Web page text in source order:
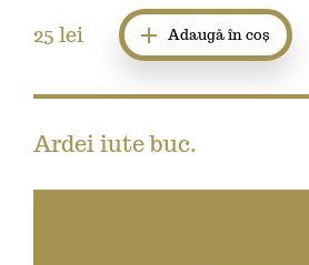
25 lei Adaugă în coș
Ardei iute buc.